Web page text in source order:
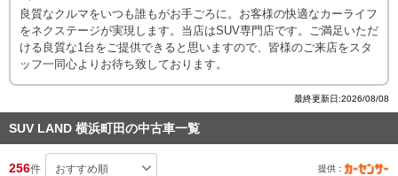
良質なクルマをいつも誰もがお手ごろに。お客様の快適なカーライフ
をネクステージが実現します。当店はSUV専門店です。ご満足いただ
ける良質な1台をご提供できると思いますので、皆様のご来店をスタ
ッフ一同心よりお待ち致しております。
最終更新日:2026/08/08
SUV LAND 横浜町田の中古車一覧
256件 提供：